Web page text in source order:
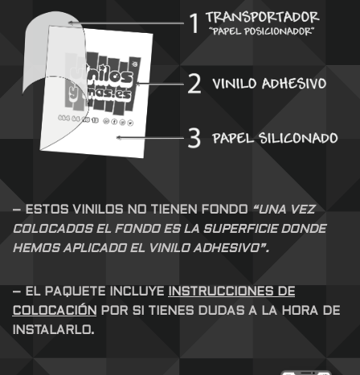
– ESTOS VINILOS NO TIENEN FONDO “UNA VEZ
COLOCADOS EL FONDO ES LA SUPERFICIE DONDE
HEMOS APLICADO EL VINILO ADHESIVO”.
– EL PAQUETE INCLUYE
INSTRUCCIONES DE
COLOCACIÓN
POR SI TIENES DUDAS A LA HORA DE
INSTALARLO.